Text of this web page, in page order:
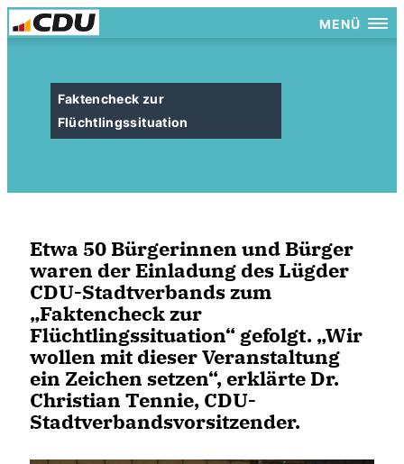
MENÜ
Faktencheck zur
Flüchtlingssituation
Etwa 50 Bürgerinnen und Bürger
waren der Einladung des Lügder
CDU-Stadtverbands zum
Faktencheck zur
Flüchtlingssituation“ gefolgt. „Wir
wollen mit dieser Veranstaltung
ein Zeichen setzen“, erklärte Dr.
Christian Tennie, CDU-
Stadtverbandsvorsitzender.